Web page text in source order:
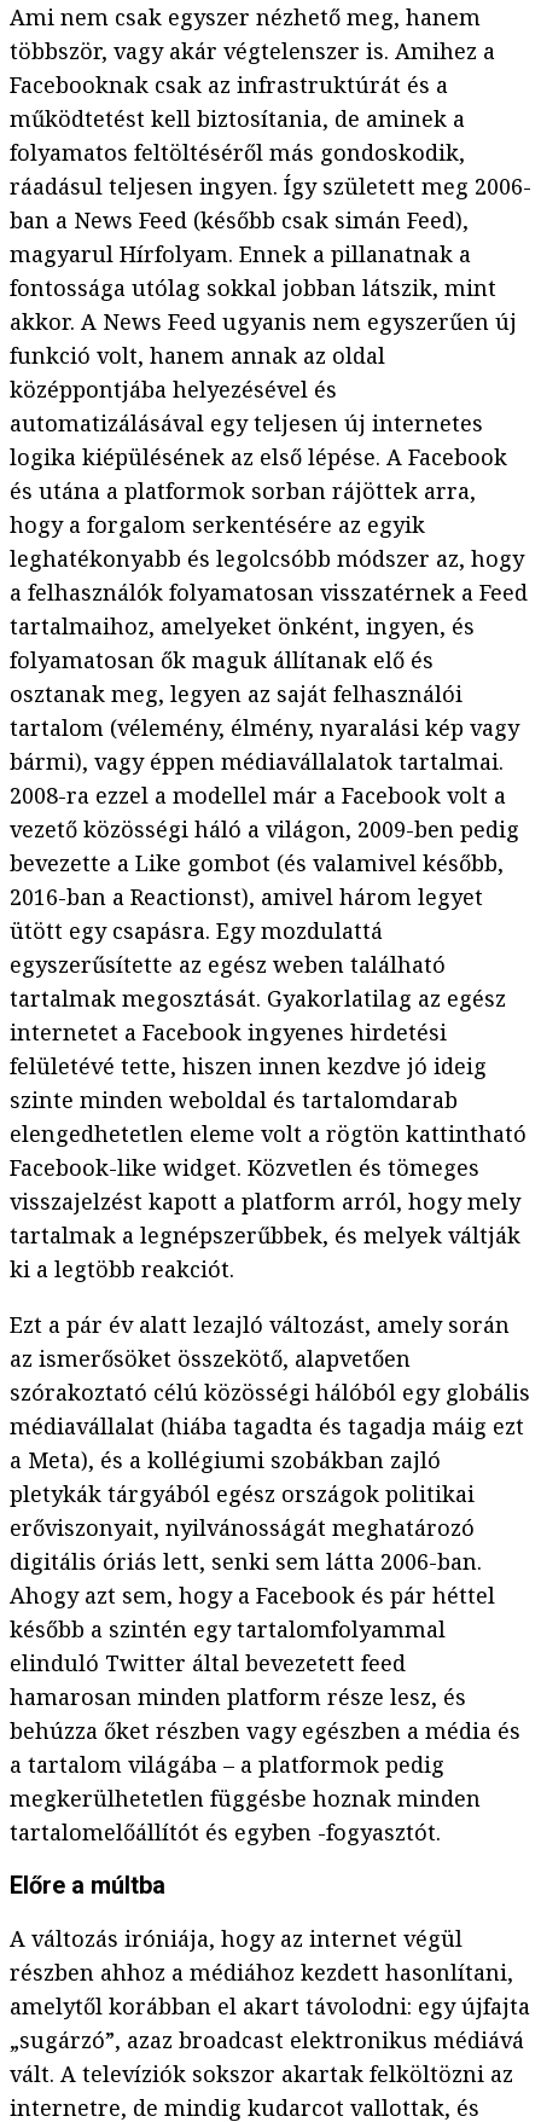
Ami nem csak egyszer nézhető meg, hanem
többször, vagy akár végtelenszer is. Amihez a
Facebooknak csak az infrastruktúrát és a
működtetést kell biztosítania, de aminek a
folyamatos feltöltéséről más gondoskodik,
ráadásul teljesen ingyen. Így született meg 2006-
ban a News Feed (később csak simán Feed),
magyarul Hírfolyam. Ennek a pillanatnak a
fontossága utólag sokkal jobban látszik, mint
akkor. A News Feed ugyanis nem egyszerűen új
funkció volt, hanem annak az oldal
középpontjába helyezésével és
automatizálásával egy teljesen új internetes
logika kiépülésének az első lépése. A Facebook
és utána a platformok sorban rájöttek arra,
hogy a forgalom serkentésére az egyik
leghatékonyabb és legolcsóbb módszer az, hogy
a felhasználók folyamatosan visszatérnek a Feed
tartalmaihoz, amelyeket önként, ingyen, és
folyamatosan ők maguk állítanak elő és
osztanak meg, legyen az saját felhasználói
tartalom (vélemény, élmény, nyaralási kép vagy
bármi), vagy éppen médiavállalatok tartalmai.
2008-ra ezzel a modellel már a Facebook volt a
vezető közösségi háló a világon, 2009-ben pedig
bevezette a Like gombot (és valamivel később,
2016-ban a Reactionst), amivel három legyet
ütött egy csapásra. Egy mozdulattá
egyszerűsítette az egész weben található
tartalmak megosztását. Gyakorlatilag az egész
internetet a Facebook ingyenes hirdetési
felületévé tette, hiszen innen kezdve jó ideig
szinte minden weboldal és tartalomdarab
elengedhetetlen eleme volt a rögtön kattintható
Facebook-like widget. Közvetlen és tömeges
visszajelzést kapott a platform arról, hogy mely
tartalmak a legnépszerűbbek, és melyek váltják
ki a legtöbb reakciót.
Ezt a pár év alatt lezajló változást, amely során
az ismerősöket összekötő, alapvetően
szórakoztató célú közösségi hálóból egy globális
médiavállalat (hiába tagadta és tagadja máig ezt
a Meta), és a kollégiumi szobákban zajló
pletykák tárgyából egész országok politikai
erőviszonyait, nyilvánosságát meghatározó
digitális óriás lett, senki sem látta 2006-ban.
Ahogy azt sem, hogy a Facebook és pár héttel
később a szintén egy tartalomfolyammal
elinduló Twitter által bevezetett feed
hamarosan minden platform része lesz, és
behúzza őket részben vagy egészben a média és
a tartalom világába – a platformok pedig
megkerülhetetlen függésbe hoznak minden
tartalomelőállítót és egyben -fogyasztót.
Előre a múltba
A változás iróniája, hogy az internet végül
részben ahhoz a médiához kezdett hasonlítani,
amelytől korábban el akart távolodni: egy újfajta
„sugárzó”, azaz broadcast elektronikus médiává
vált. A televíziók sokszor akartak felköltözni az
internetre, de mindig kudarcot vallottak, és